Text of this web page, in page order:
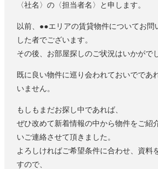
〈社名〉の〈担当者名〉と申します。
以前、●●エリアの賃貸物件についてお問
した者でございます。
その後、お部屋探しのご状況はいかがで
既に良い物件に巡り会われておいでであ
いません。
もしもまだお探し中であれば、
ぜひ改めて新着情報の中から物件をご紹
いご連絡させて頂きました。
よろしければご希望条件に合わせ、資料
すので、